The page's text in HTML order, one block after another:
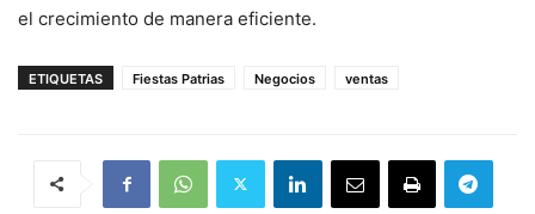
el crecimiento de manera eficiente.
ETIQUETAS Fiestas Patrias Negocios ventas